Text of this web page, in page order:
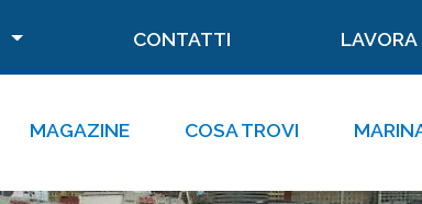
CONTATTI
MAGAZINE COSA TROVI